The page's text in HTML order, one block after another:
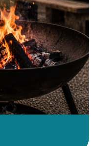
Instagram
Flick TikTok